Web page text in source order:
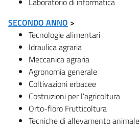
SECONDO ANNO >
Tecnologie alimentari
Idraulica agraria
Meccanica agraria
Agronomia generale
Coltivazioni erbacee
Costruzioni per l’agricoltura
Orto-floro Frutticoltura
Tecniche di allevamento animale